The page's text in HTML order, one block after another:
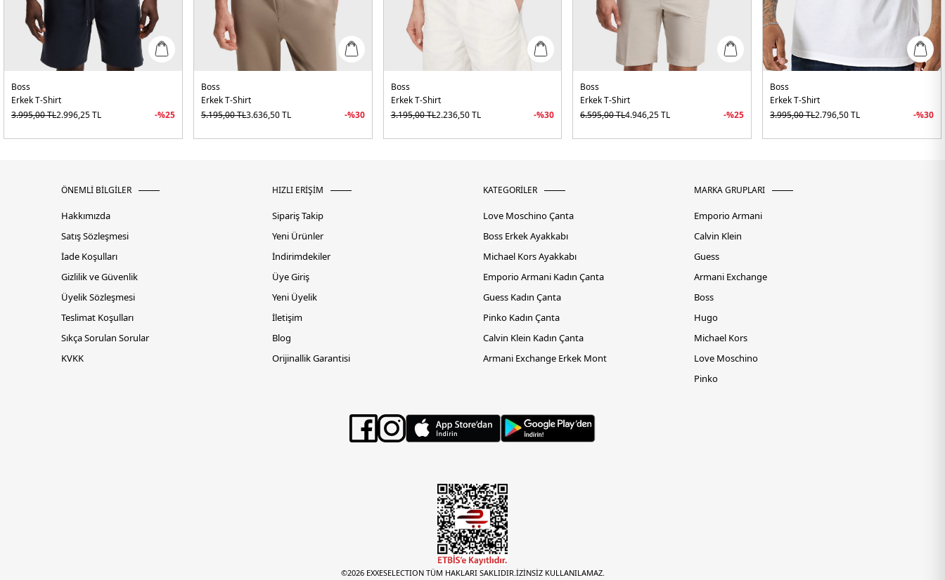
Boss
Erkek T-Shirt
3.995,00TL2.996,25TL -%25
Boss
Erkek T-Shirt
5.195,00TL3.636,50TL -%30
Boss
Erkek T-Shirt
3.195,00TL2.236,50TL -%30
Boss
Erkek T-Shirt
6.595,00TL4.946,25TL -%25
Boss
Erkek T-Shirt
3.995,00TL2.796,50TL -%30
ÖNEMLİ BİLGİLER
Hakkımızda
Satış Sözleşmesi
İade Koşulları
Gizlilik ve Güvenlik
Üyelik Sözleşmesi
Teslimat Koşulları
Sıkça Sorulan Sorular
KVKK
HIZLI ERİŞİM
Sipariş Takip
Yeni Ürünler
İndirimdekiler
Üye Giriş
Yeni Üyelik
İletişim
Blog
Orijinallik Garantisi
KATEGORİLER
Love Moschino Çanta
Boss Erkek Ayakkabı
Michael Kors Ayakkabı
Emporio Armani Kadın Çanta
Guess Kadın Çanta
Pinko Kadın Çanta
Calvin Klein Kadın Çanta
Armani Exchange Erkek Mont
MARKA GRUPLARI
Emporio Armani
Calvin Klein
Guess
Armani Exchange
Boss
Hugo
Michael Kors
Love Moschino
Pinko
©2026 EXXESELECTION TÜM HAKLARI SAKLIDIR.İZİNSİZ KULLANILAMAZ.